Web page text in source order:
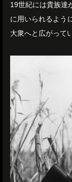
19世紀には貴族達
に用いられるよう
大衆へと広がって